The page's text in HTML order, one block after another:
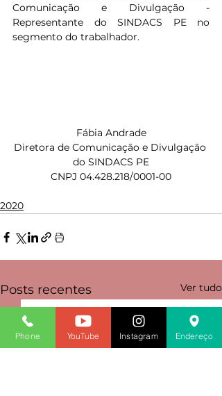
Comunicação e Divulgação -
Representante do SINDACS PE no
segmento do trabalhador.
Fábia Andrade
Diretora de Comunicação e Divulgação
do SINDACS PE
CNPJ 04.428.218/0001-00
2020
Posts recentes Ver tudo
Phone YouTube Instagram Endereço